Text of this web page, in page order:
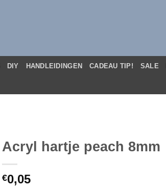
DIY HANDLEIDINGEN CADEAU TIP! SALE
Acryl hartje peach 8mm
€0,05